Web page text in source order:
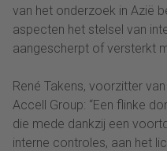
van het onderzoek in Azië
aspecten het stelsel van
aangescherpt of versterkt
René Takens, voorzitter
Accell Group: “Een flinke
die mede dankzij een
interne controles, aan het